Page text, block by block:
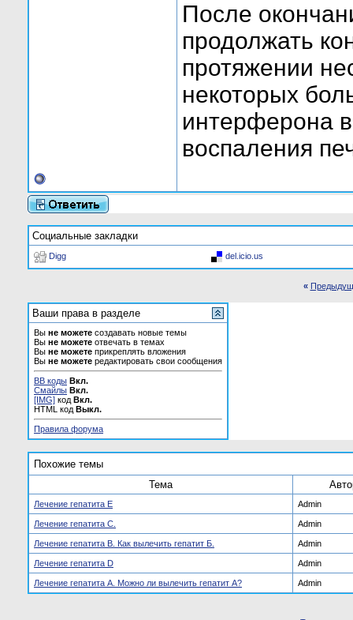
После
продолжать
протяжении
некоторых
интерферона
воспаления
Социальные закладки
Digg del.icio.us
«
Ваши права в разделе
Вы не можете создавать новые темы
Вы не можете отвечать в темах
Вы не можете прикреплять вложения
Вы не можете редактировать свои сообщения
BB коды Вкл.
Смайлы Вкл.
[IMG] код Вкл.
HTML код Выкл.
Правила форума
Похожие темы
Тема
Лечение гепатита E Admin
Лечение гепатита С. Admin
Лечение гепатита В. Как вылечить гепатит Б. Admin
Лечение гепатита D Admin
Лечение гепатита А. Можно ли вылечить гепатит А? Admin